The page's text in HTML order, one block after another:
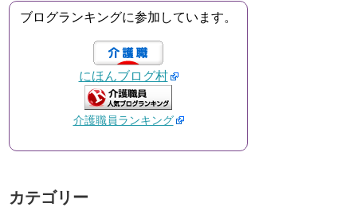
ブログランキングに参加しています。
にほんブログ村
介護職員ランキング
カテゴリー